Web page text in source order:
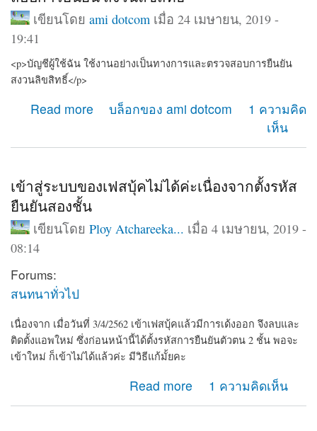
เขียนโดย ami dotcom เมื่อ 24 เมษายน, 2019 -
19:41
<p>บัญชีผู้ใช้ฉัน ใช้งานอย่างเป็นทางการและตรวจสอบการยืนยัน
สงวนลิขสิทธิ์</p>
Read more
about บัญชีผู้ใช้ฉัน ใช้งานอย่างเป็นทางการและตรวจสอบ
การยืนยัน สงวนลิขสิทธิ์
บล็อกของ ami dotcom
1 ความคิด
เห็น
เข้าสู่ระบบของเฟสบุ้คไม่ได้ค่ะเนื่องจากตั้งรหัส
ยืนยันสองชั้น
เขียนโดย Ploy Atchareeka... เมื่อ 4 เมษายน, 2019 -
08:14
Forums:
สนทนาทั่วไป
เนื่องจาก เมื่อวันที่ 3/4/2562 เข้าเฟสบุ้คแล้วมีการเด้งออก จึงลบและ
ติดตั้งแอพใหม่ ซึ่งก่อนหน้านี้ได้ตั้งรหัสการยืนยันตัวตน 2 ชั้น พอจะ
เข้าใหม่ ก็เข้าไม่ได้แล้วค่ะ มีวิธีแก้มั้ยคะ
Read more
about เข้าสู่ระบบของเฟสบุ้คไม่ได้ค่ะเนื่องจากตั้งรหัสยืนยัน
สองชั้น
1 ความคิดเห็น